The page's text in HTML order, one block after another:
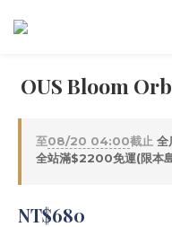
OUS Bloom
至08/20 04:00截止 全
全站滿$2200免運(限本
NT$680